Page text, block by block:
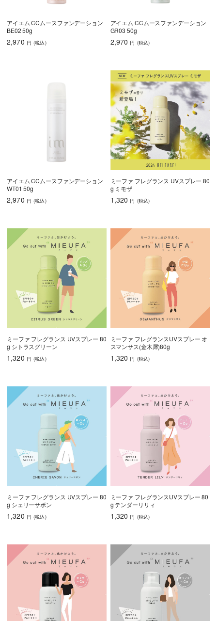
アイエム CCムースファンデーション
BE02 50g
2,970 円 (税込)
アイエム CCムースファンデーション
GR03 50g
2,970 円 (税込)
アイエム CCムースファンデーション
WT01 50g
2,970 円 (税込)
ミーファ フレグランス UVスプレー 80
g ミモザ
1,320 円 (税込)
ミーファ フレグランス UVスプレー 80
g シトラスグリーン
1,320 円 (税込)
ミーファ フレグランスUVスプレー オ
スマンサス(金木犀)80g
1,320 円 (税込)
ミーファ フレグランス UVスプレー 80
g シェリーサボン
1,320 円 (税込)
ミーファ フレグランスUVスプレー 80
g テンダーリリィ
1,320 円 (税込)